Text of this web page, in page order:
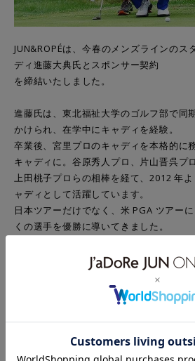
JUN&ROPÉは、今春のメンズラインのス
ディ進藤大典氏とスポンサー契約
を締結いたしました。
進藤氏は、東北福祉大学のゴルフ部で同
かけられ、在学中にキャディを経験。
卒業後、宮里プロのキャディを本格的に
キャディに。谷原秀人プロ、片山晋呉プロ
上田桃子プロらの相棒を経て、2012 年
ャディとして活躍しています。
日本ツアーだけでなく、米 PGA ツアー
くの選手を優勝に導いてきました。
JUN&ROPÉ では、グローバルな視点を
の絶大なる信頼の元でキャディという仕事
に向き合う彼の真摯な姿勢や、誰からも
たアメリカでの経験を活かして、今年から
PAG ツアーの解説を担うなど、新たな
共感し、このたび正式にスポンサー契約
を結ぶことを決定いたしました。